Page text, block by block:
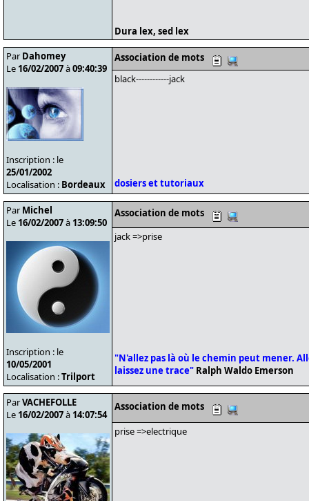
Dura lex, sed lex
Par Dahomey
Le 16/02/2007à09:40:39
Inscription : le
25/01/2002
Localisation : Bordeaux
Association de mots
black------------jack
dosiers et tutoriaux
Par Michel
Le 16/02/2007à 13:09:50
Inscription : le
10/05/2001
Localisation :Trilport
Association de mots
jack =>prise
"N'allez pas là où le chemin peut mener.
laissez une trace" Ralph Waldo Emerson
ParVACHEFOLLE
Le 16/02/2007à 14:07:54
Association de mots
prise =>electrique